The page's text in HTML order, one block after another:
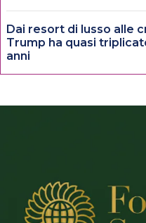
Dai resort di lusso alle
Trump ha quasi
anni